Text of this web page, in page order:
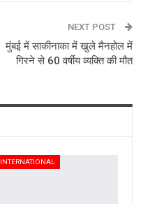
NEXT POST
मुंबई में साकीनाका में खुले मैनहोल में
गिरने से 60 वर्षीय व्यक्ति की मौत
INTERNATIONAL